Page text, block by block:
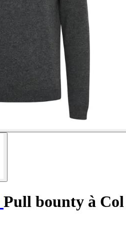
Pull bounty à Col